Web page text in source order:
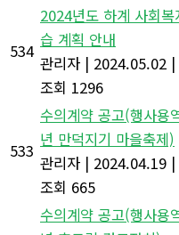
534
2024년도 하계 사회복
습 계획 안내
관리자 | 2024.05.02 |
조회 1296
533
수의계약 공고(행사용
년 만덕지기 마을축제)
관리자 | 2024.04.19 |
조회 665
수의계약 공고(행사용